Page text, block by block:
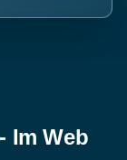
Im Web